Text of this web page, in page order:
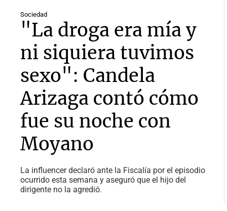
Sociedad
"La droga era mía y
ni siquiera tuvimos
sexo": Candela
Arizaga contó cómo
fue su noche con
Moyano
La influencer declaró ante la Fiscalía por el episodio
ocurrido esta semana y aseguró que el hijo del
dirigente no la agredió.